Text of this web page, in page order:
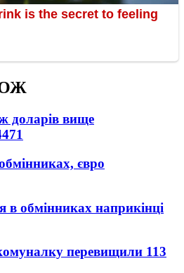
доларів вище
євро
в обмінниках наприкінці
перевищили 113